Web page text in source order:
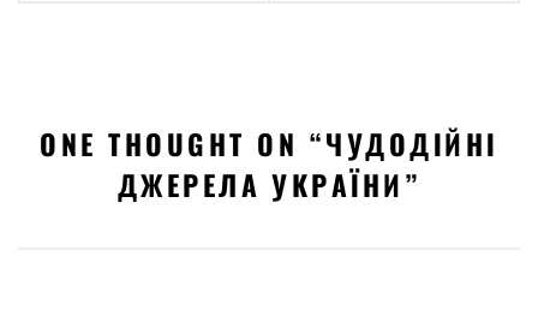
ONE THOUGHT ON “ЧУДОДІЙНІ
ДЖЕРЕЛА УКРАЇНИ”